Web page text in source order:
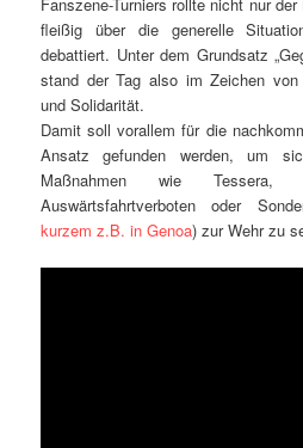
fleißig über die generelle
debattiert. Unter dem Grundsatz
stand der Tag also im Zeichen von
und Solidarität.
Damit soll vorallem für die
Ansatz gefunden werden, um
Maßnahmen wie Tessera,
Auswärtsfahrtverboten oder
kurzem z.B. in Genoa) zur Wehr zu